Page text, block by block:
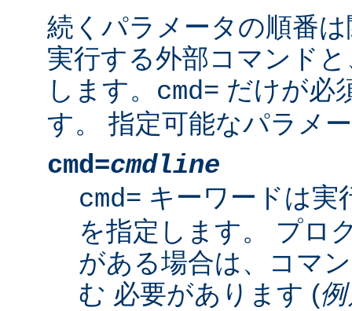
続くパラメータの順番
実行する外部コマンド
します。 cmd= だけが必
す。 指定可能なパラメ
cmd=cmdline
cmd= キーワードは実
を指定します。 プロ
がある場合は、コマ
む 必要があります (